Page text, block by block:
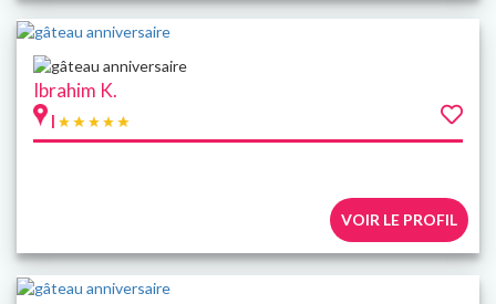
Ibrahim K.
|
VOIR LE PROFIL